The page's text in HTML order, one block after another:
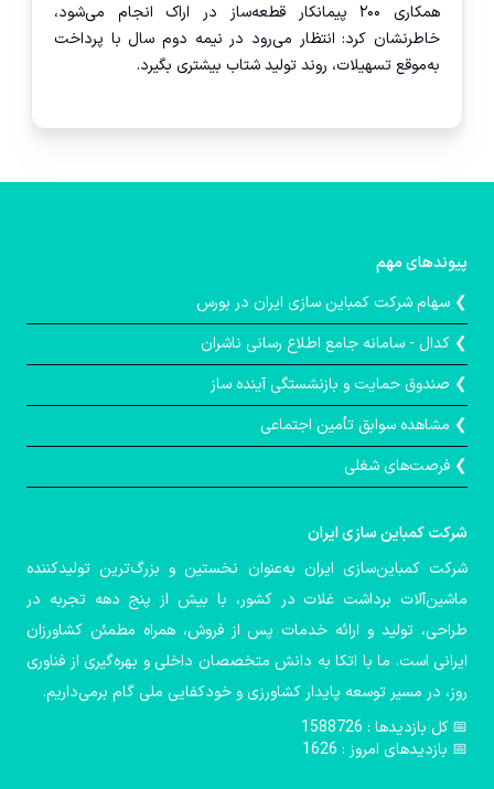
همکاری ۲۰۰ پیمانکار قطعه‌ساز در اراک انجام می‌شود،
خاطرنشان کرد: انتظار می‌رود در نیمه دوم سال با پرداخت
به‌موقع تسهیلات، روند تولید شتاب بیشتری بگیرد.
پیوندهای مهم
❯ سهام شرکت کمباین سازی ایران در بورس
❯ کدال - سامانه جامع اطلاع رسانی ناشران
❯ صندوق حمايت و بازنشستگی آينده ساز
❯ مشاهده سوابق تأمین اجتماعی
❯ فرصت‌های شغلی
شركت كمباین سازی ایران
شرکت کمباین‌سازی ایران به‌عنوان نخستین و بزرگ‌ترین تولیدکننده
ماشین‌آلات برداشت غلات در کشور، با بیش از پنج دهه تجربه در
طراحی، تولید و ارائه خدمات پس از فروش، همراه مطمئن کشاورزان
ایرانی است. ما با اتکا به دانش متخصصان داخلی و بهره‌گیری از فناوری
روز، در مسیر توسعه پایدار کشاورزی و خودکفایی ملی گام برمی‌داریم.
📅️ کل بازدیدها : 1588726
📅 بازدیدهای امروز : 1626